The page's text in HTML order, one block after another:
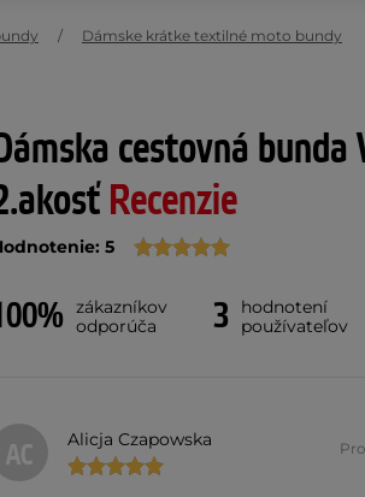
Dámske krátke textilné moto bundy
cestovná bunda
Recenzie
5
zákazníkov
odporúča
3
hodnotení
používateľov
AC Alicja Czapowska